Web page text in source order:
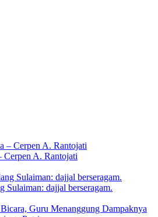
Cerpen A. Rantojati
Sulaiman: dajjal berseragam.